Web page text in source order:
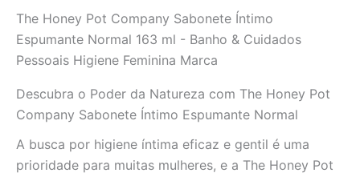
The Honey Pot Company Sabonete Íntimo
Espumante Normal 163 ml - Banho & Cuidados
Pessoais Higiene Feminina Marca
Descubra o Poder da Natureza com The Honey Pot
Company Sabonete Íntimo Espumante Normal
A busca por higiene íntima eficaz e gentil é uma
prioridade para muitas mulheres, e a The Honey Pot